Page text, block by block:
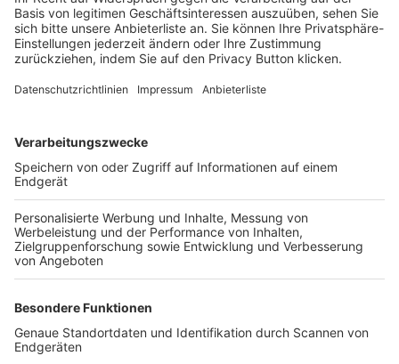
Login SpielPlus
FOLGE DEM BFV
TOP-VEREINE
TOP-PARTNER